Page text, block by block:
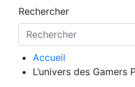
Rechercher
Accueil
L’univers des Gamers